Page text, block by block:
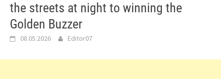
the streets at night to winning the
Golden Buzzer
08.05.2026 Editor07